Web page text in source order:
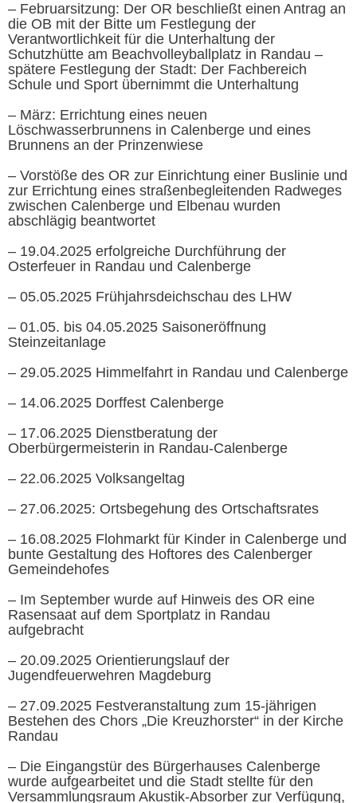
– Februarsitzung: Der OR beschließt einen Antrag an
die OB mit der Bitte um Festlegung der
Verantwortlichkeit für die Unterhaltung der
Schutzhütte am Beachvolleyballplatz in Randau –
spätere Festlegung der Stadt: Der Fachbereich
Schule und Sport übernimmt die Unterhaltung
– März: Errichtung eines neuen
Löschwasserbrunnens in Calenberge und eines
Brunnens an der Prinzenwiese
– Vorstöße des OR zur Einrichtung einer Buslinie und
zur Errichtung eines straßenbegleitenden Radweges
zwischen Calenberge und Elbenau wurden
abschlägig beantwortet
– 19.04.2025 erfolgreiche Durchführung der
Osterfeuer in Randau und Calenberge
– 05.05.2025 Frühjahrsdeichschau des LHW
– 01.05. bis 04.05.2025 Saisoneröffnung
Steinzeitanlage
– 29.05.2025 Himmelfahrt in Randau und Calenberge
– 14.06.2025 Dorffest Calenberge
– 17.06.2025 Dienstberatung der
Oberbürgermeisterin in Randau-Calenberge
– 22.06.2025 Volksangeltag
– 27.06.2025: Ortsbegehung des Ortschaftsrates
– 16.08.2025 Flohmarkt für Kinder in Calenberge und
bunte Gestaltung des Hoftores des Calenberger
Gemeindehofes
– Im September wurde auf Hinweis des OR eine
Rasensaat auf dem Sportplatz in Randau
aufgebracht
– 20.09.2025 Orientierungslauf der
Jugendfeuerwehren Magdeburg
– 27.09.2025 Festveranstaltung zum 15-jährigen
Bestehen des Chors „Die Kreuzhorster“ in der Kirche
Randau
– Die Eingangstür des Bürgerhauses Calenberge
wurde aufgearbeitet und die Stadt stellte für den
Versammlungsraum Akustik-Absorber zur Verfügung,